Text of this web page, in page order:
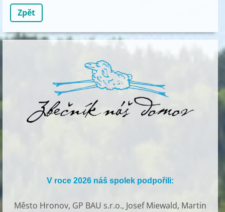
Zpět
V roce 2026 náš spolek podpořili:
Město Hronov, GP BAU s.r.o., Josef Miewald, Martin